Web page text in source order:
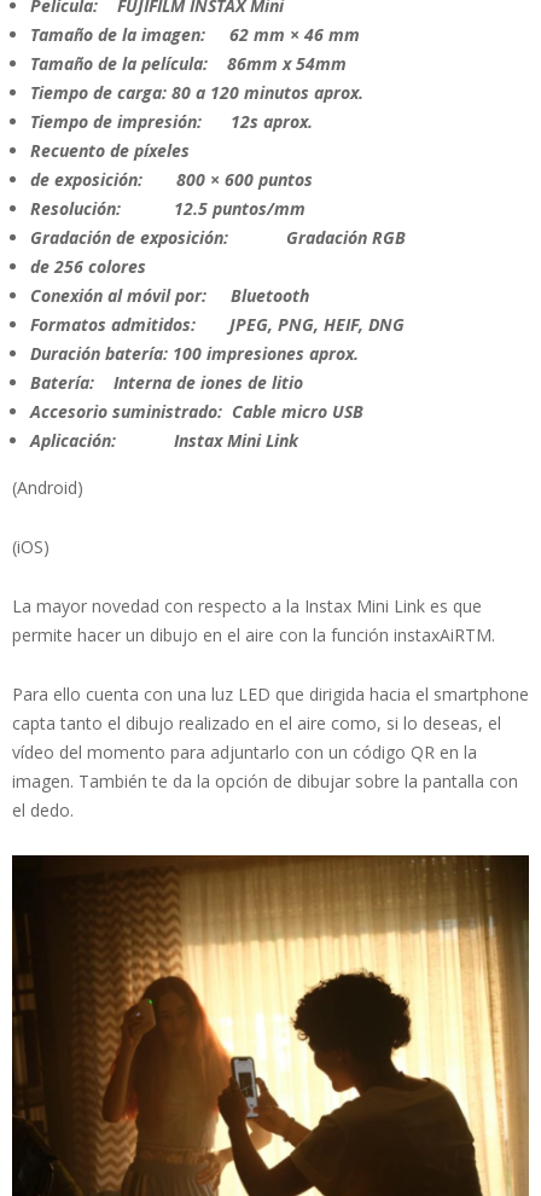
Película: FUJIFILM INSTAX Mini
Tamaño de la imagen: 62 mm × 46 mm
Tamaño de la película: 86mm x 54mm
Tiempo de carga: 80 a 120 minutos aprox.
Tiempo de impresión: 12s aprox.
Recuento de píxeles
de exposición: 800 × 600 puntos
Resolución: 12.5 puntos/mm
Gradación de exposición: Gradación RGB
de 256 colores
Conexión al móvil por: Bluetooth
Formatos admitidos: JPEG, PNG, HEIF, DNG
Duración batería: 100 impresiones aprox.
Batería: Interna de iones de litio
Accesorio suministrado: Cable micro USB
Aplicación: Instax Mini Link
(Android)
(iOS)
La mayor novedad con respecto a la Instax Mini Link es que
permite hacer un dibujo en el aire con la función instaxAiRTM.
Para ello cuenta con una luz LED que dirigida hacia el smartphone
capta tanto el dibujo realizado en el aire como, si lo deseas, el
vídeo del momento para adjuntarlo con un código QR en la
imagen. También te da la opción de dibujar sobre la pantalla con
el dedo.